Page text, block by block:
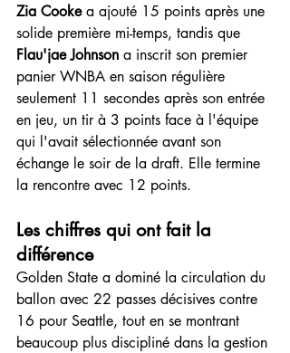
Zia Cooke a ajouté 15 points après une
solide première mi-temps, tandis que
Flau'jae Johnson a inscrit son premier
panier WNBA en saison régulière
seulement 11 secondes après son entrée
en jeu, un tir à 3 points face à l'équipe
qui l'avait sélectionnée avant son
échange le soir de la draft. Elle termine
la rencontre avec 12 points.
Les chiffres qui ont fait la
différence
Golden State a dominé la circulation du
ballon avec 22 passes décisives contre
16 pour Seattle, tout en se montrant
beaucoup plus discipliné dans la gestion